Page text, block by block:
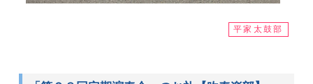
平家太鼓部